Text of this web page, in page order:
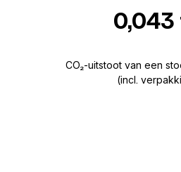
0,043
CO₂-uitstoot van een
(incl.